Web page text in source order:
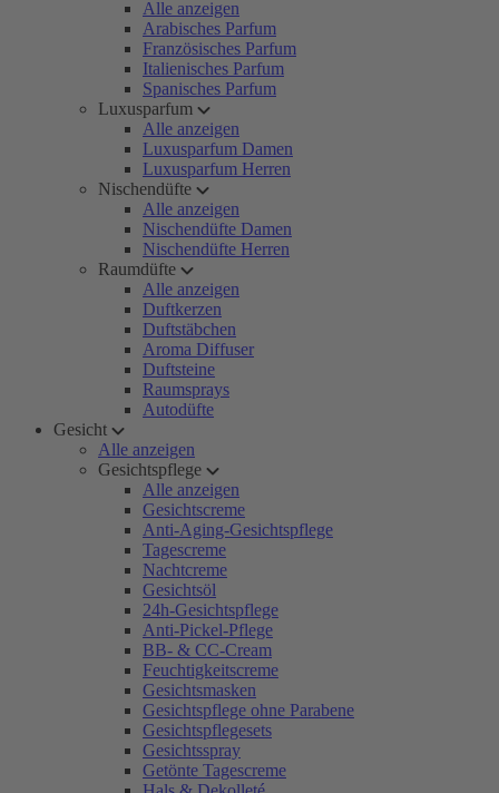
Alle anzeigen
Arabisches Parfum
Französisches Parfum
Italienisches Parfum
Spanisches Parfum
Luxusparfum
Alle anzeigen
Luxusparfum Damen
Luxusparfum Herren
Nischendüfte
Alle anzeigen
Nischendüfte Damen
Nischendüfte Herren
Raumdüfte
Alle anzeigen
Duftkerzen
Duftstäbchen
Aroma Diffuser
Duftsteine
Raumsprays
Autodüfte
Gesicht
Alle anzeigen
Gesichtspflege
Alle anzeigen
Gesichtscreme
Anti-Aging-Gesichtspflege
Tagescreme
Nachtcreme
Gesichtsöl
24h-Gesichtspflege
Anti-Pickel-Pflege
BB- & CC-Cream
Feuchtigkeitscreme
Gesichtsmasken
Gesichtspflege ohne Parabene
Gesichtspflegesets
Gesichtsspray
Getönte Tagescreme